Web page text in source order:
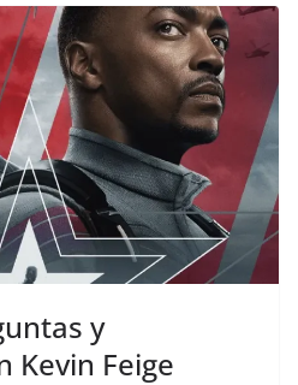
y
Kevin Feige